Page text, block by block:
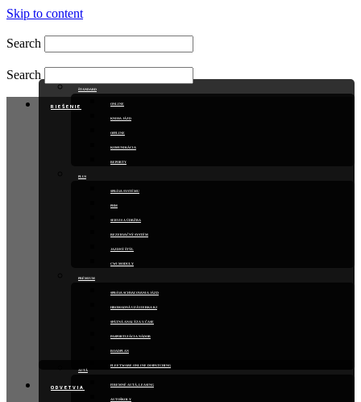
Skip to content
Search
Search
RIEŠENIE
ŠTANDARD
ONLINE
KNIHA JÁZD
OFFLINE
KOMUNIKÁCIA
REPORTY
PLUS
SPRÁVA SYSTÉMU
PHM
SERVIS A ÚDRŽBA
REZERVAČNÝ SYSTÉM
JAZDNÝ ŠTÝL
CWI MODULY
PRÉMIUM
SPRÁVA SCHVAĽOVANIA JÁZD
HROMADNÁ UZÁVIERKA KJ
SPÄTNÁ ANALÝZA V ČASE
PASPORTIZÁCIA NÁDOB
ROADPLAN
FLEETWARE ONLINE DISPATCHING
ODVETVIA
AUTÁ
FIREMNÉ AUTÁ, LEASING
AUTOŠKOLY